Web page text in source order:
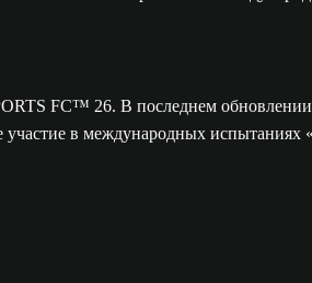
FC™ 26. В последнем
участие в международных